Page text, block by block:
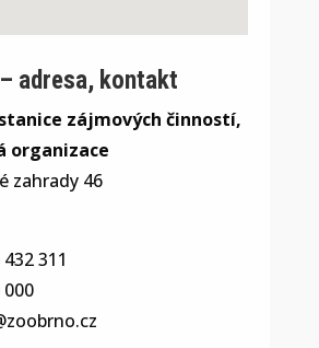
adresa, kontakt
zájmových činností,
organizace
zahrady 46
311